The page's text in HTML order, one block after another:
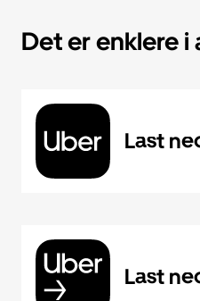
Det er enklere i
Last
Last